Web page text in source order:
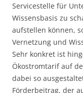
Servicestelle für
Wissensbasis zu
aufstellen können,
Vernetzung und
Sehr konkret ist
Ökostromtarif auf
dabei so
Förderbeitrag, der